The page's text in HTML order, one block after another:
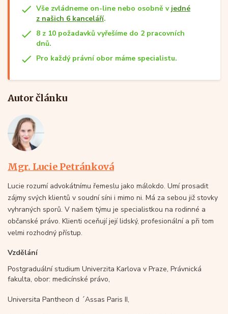
Vše zvládneme on-line nebo osobně v jedné
z našich 6 kanceláří.
8 z 10 požadavků vyřešíme do 2 pracovních
dnů.
Pro každý právní obor máme specialistu.
Autor článku
Mgr. Lucie Petránková
Lucie rozumí advokátnímu řemeslu jako málokdo. Umí prosadit
zájmy svých klientů v soudní síni i mimo ni. Má za sebou již stovky
vyhraných sporů. V našem týmu je specialistkou na rodinné a
občanské právo. Klienti oceňují její lidský, profesionální a při tom
velmi rozhodný přístup.
Vzdělání
Postgraduální studium Univerzita Karlova v Praze, Právnická
fakulta, obor: medicínské právo,
Universita Pantheon d ´Assas Paris II,